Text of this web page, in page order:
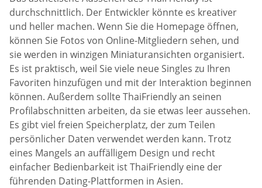
durchschnittlich. Der Entwickler könnte es kreativer
und heller machen. Wenn Sie die Homepage öffnen,
können Sie Fotos von Online-Mitgliedern sehen, und
sie werden in winzigen Miniaturansichten organisiert.
Es ist praktisch, weil Sie viele neue Singles zu Ihren
Favoriten hinzufügen und mit der Interaktion beginnen
können. Außerdem sollte ThaiFriendly an seinen
Profilabschnitten arbeiten, da sie etwas leer aussehen.
Es gibt viel freien Speicherplatz, der zum Teilen
persönlicher Daten verwendet werden kann. Trotz
eines Mangels an auffälligem Design und recht
einfacher Bedienbarkeit ist ThaiFriendly eine der
führenden Dating-Plattformen in Asien.